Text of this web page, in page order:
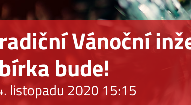
Vánoční
bude!
listopadu 2020 15:15